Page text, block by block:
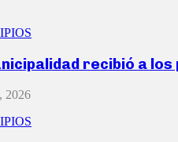
recibió a
2026